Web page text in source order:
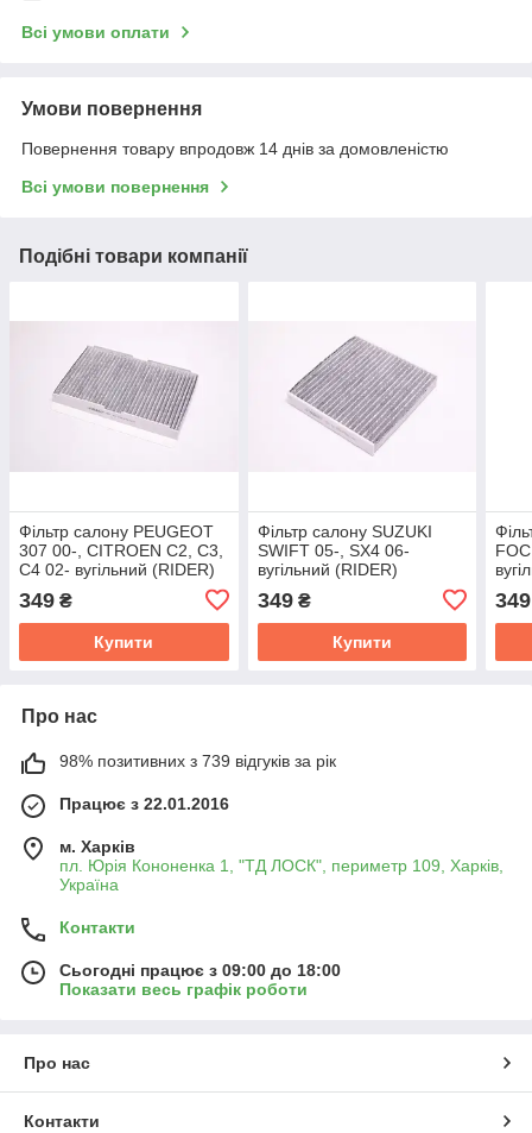
Всі умови оплати
Умови повернення
Повернення товару впродовж 14 днів за домовленістю
Всі умови повернення
Подібні товари компанії
Фільтр салону PEUGEOT
307 00-, CITROEN C2, C3,
C4 02- вугільний (RIDER)
349 ₴
Купити
Фільтр салону SUZUKI
SWIFT 05-, SX4 06-
вугільний (RIDER)
349₴
Купити
349
Про нас
98% позитивних з 739 відгуків за рік
Працює з 22.01.2016
м. Харків
пл. Юрія Кононенка 1, "ТД ЛОСК", периметр 109, Харків,
Україна
Контакти
Сьогодні працює з 09:00 до 18:00
Показати весь графік роботи
Про нас
Контакти